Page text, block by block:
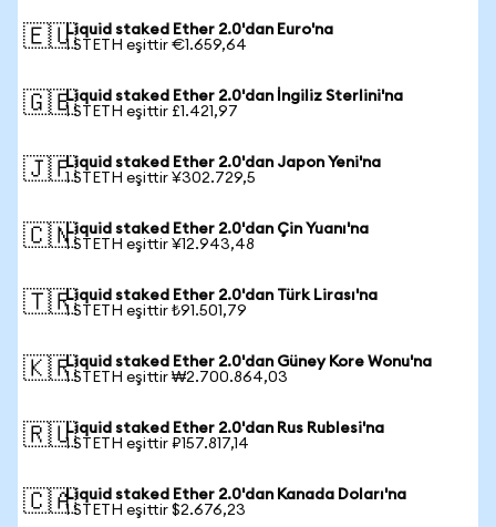
🇪🇺Liquid staked Ether 2.0'dan Euro'na
1 STETH eşittir €1.659,64
🇬🇧Liquid staked Ether 2.0'dan İngiliz Sterlini'na
1 STETH eşittir £1.421,97
🇯🇵Liquid staked Ether 2.0'dan Japon Yeni'na
1 STETH eşittir ¥302.729,5
🇨🇳Liquid staked Ether 2.0'dan Çin Yuanı'na
1 STETH eşittir ¥12.943,48
🇹🇷Liquid staked Ether 2.0'dan Türk Lirası'na
1 STETH eşittir ₺91.501,79
🇰🇷Liquid staked Ether 2.0'dan Güney Kore Wonu'na
1 STETH eşittir ₩2.700.864,03
🇷🇺Liquid staked Ether 2.0'dan Rus Rublesi'na
1 STETH eşittir ₽157.817,14
🇨🇦Liquid staked Ether 2.0'dan Kanada Doları'na
1 STETH eşittir $2.676,23